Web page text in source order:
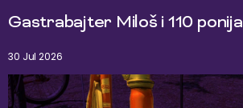
Gastrabajter Miloš i 110 ponija
30 Jul 2026